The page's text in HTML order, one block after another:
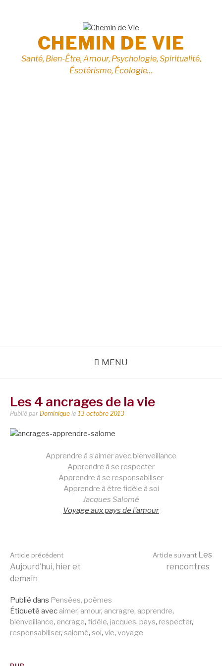
CHEMIN DE VIE
Santé, Bien-Être, Amour, Psychologie, Spiritualité,
Ésotérisme, Écologie…
MENU
Les 4 ancrages de la vie
Publié par Dominique le 13 octobre 2013
Apprendre à s’aimer avec bienveillance
Apprendre à se respecter
Apprendre à se responsabiliser
Apprendre à être fidèle à soi
Jacques Salomé
Voyage aux pays de l’amour
Lire
la
suite
Article précédent
Aujourd’hui, hier et
demain
Article suivant Les
rencontres
Publié dans Pensées, poèmes
Étiqueté avec aimer, amour, ancragre, apprendre,
bienveillance, encrage, fidèle, jacques, pays, respecter,
responsabiliser, salomé, soi, vie, voyage